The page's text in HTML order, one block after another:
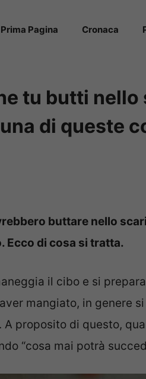
Prima Pagina Cronaca
tu butti nello
di queste
buttare nello
Ecco di cosa si tratta.
il cibo e si
mangiato, in genere
proposito di questo,
“cosa mai potrà